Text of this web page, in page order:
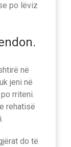
po lëviz
në
jeni në
rriteni.
rehatisë
do të